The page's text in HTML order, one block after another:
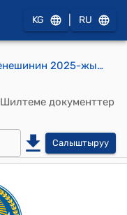
KG RU
Кулунду айылдык кенешинин 2025-жылдын 10-октябрындагы №89 “Кулунду айыл өкмөтүнүн 2025-жылдын жергиликтүү бюджетинин кээ бир чыгаша беренелерине өзгөртүү киргизүү жөнүндө” токтому
Шилтеме документтер
Салыштыруу